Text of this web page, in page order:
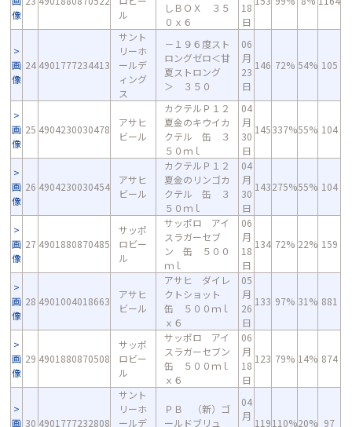
像
ル
しＢＯＸ ３５
０ｘ６
18
日
画
像
24 4901777234413
サント
リーホ
ールデ
ィング
ス
－１９６度スト
ロングゼロ＜甘
夏ストロング
＞ ３５０
06
月
23
日
146 72% 54% 105
画
像
25 4904230030478
アサヒ
ビール
カクテルＰ１２
夏金のキウイカ
クテル 缶 ３
５０ｍｌ
04
月
30
日
145337%55% 104
画
像
26 4904230030454
アサヒ
ビール
カクテルＰ１２
夏金のリンゴカ
クテル 缶 ３
５０ｍｌ
04
月
30
日
143275%55% 104
画
像
27 4901880870485
サッポ
ロビー
ル
サッポロ アイ
スラガーセブ
ン 缶 ５００
ｍｌ
06
月
18
日
134 72% 22% 159
画
像
28 4901004018663
アサヒ
ビール
アサヒ ダイレ
クトショット
缶 ５００ｍｌ
ｘ６
05
月
26
日
133 97% 31% 881
画
像
29 4901880870508
サッポ
ロビー
ル
サッポロ アイ
スラガーセブン
缶 ５００ｍｌ
ｘ６
06
月
18
日
123 79% 14% 874
画 30 4901777232808
サント
リーホ
ールデ
ＰＢ （新）ゴ
ールドブリュ
04
月
119110%20% 97